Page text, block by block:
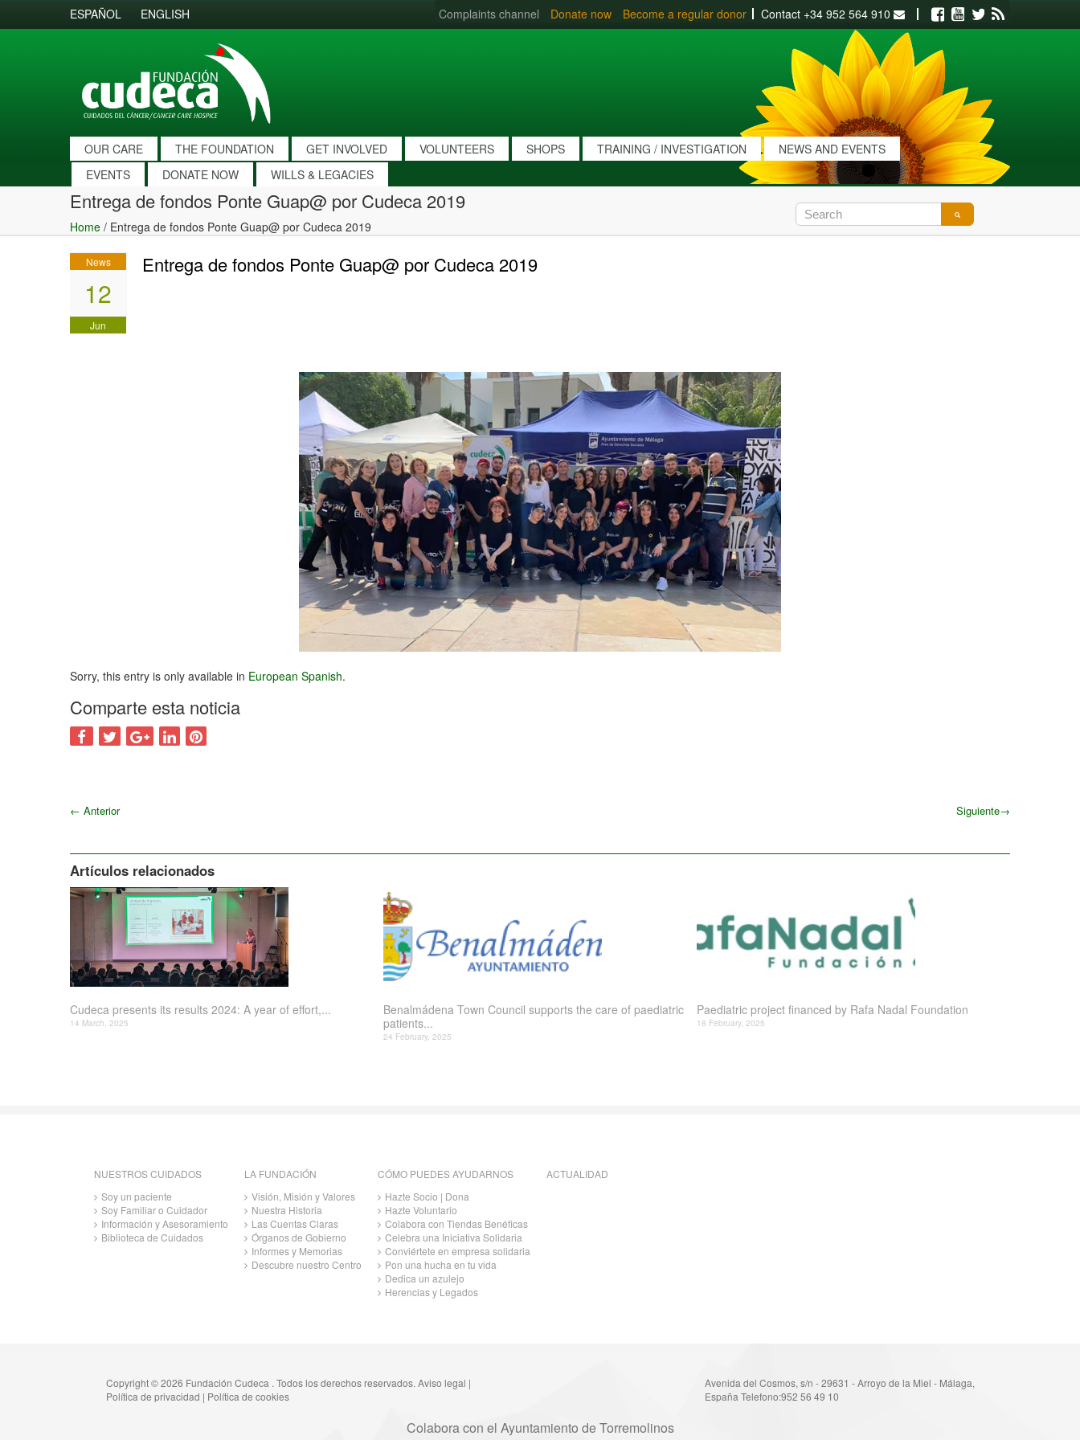
ESPAÑOL ENGLISH Complaints channel Donate now Become a regular donor Contact +34 952 564 910 Facebook
Youtube
Twitter
OUR CARE THE FOUNDATION GET INVOLVED VOLUNTEERS SHOPS TRAINING / INVESTIGATION
NEWS AND EVENTS
EVENTS
DONATE NOW WILLS & LEGACIES
Entrega de fondos Ponte Guap@ por Cudeca 2019
Home / Entrega de fondos Ponte Guap@ por Cudeca 2019
News
12
Jun
Entrega de fondos Ponte Guap@ por Cudeca 2019
Sorry, this entry is only available in European Spanish.
Comparte esta noticia
← Anterior Siguiente→
Artículos relacionados
Cudeca presents its results 2024: A year of effort,...
14 March, 2025
Benalmádena Town Council supports the care of paediatric
patients...
24 February, 2025
Paediatric project financed by Rafa Nadal Foundation
18 February, 2025
NUESTROS CUIDADOS
Soy un paciente
Soy Familiar o Cuidador
Información y Asesoramiento
Biblioteca de Cuidados
LA FUNDACIÓN
Visión, Misión y Valores
Nuestra Historia
Las Cuentas Claras
Órganos de Gobierno
Informes y Memorias
Descubre nuestro Centro
CÓMO PUEDES AYUDARNOS
Hazte Socio | Dona
Hazte Voluntario
Colabora con Tiendas Benéficas
Celebra una Iniciativa Solidaria
Conviértete en empresa solidaria
Pon una hucha en tu vida
Dedica un azulejo
Herencias y Legados
ACTUALIDAD
Copyright © 2026 Fundación Cudeca . Todos los derechos reservados. Aviso legal |
Política de privacidad | Política de cookies
Avenida del Cosmos, s/n - 29631 - Arroyo de la Miel - Málaga,
España Telefono:952 56 49 10
Colabora con el Ayuntamiento de Torremolinos